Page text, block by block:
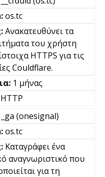
os.tc
Ανακατευθύνει τα
του χρήστη
HTTPS για τις
Couldflare.
1 μήνας
HTTP
_ga (onesignal)
os.tc
Καταγράφει ένα
αναγνωριστικό που
για τη